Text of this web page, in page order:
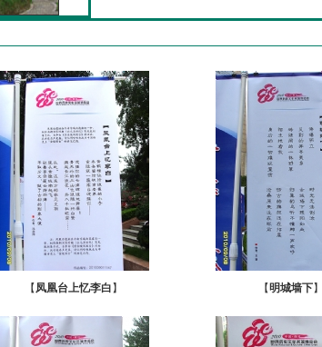
【 凤凰台上忆李白 】 【明城墙下】